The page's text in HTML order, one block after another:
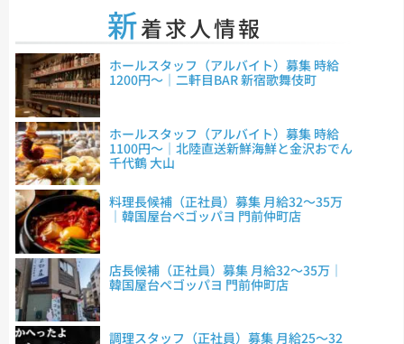
新着求人情報
ホールスタッフ（アルバイト）募集 時給
1200円～｜二軒目BAR 新宿歌舞伎町
ホールスタッフ（アルバイト）募集 時給
1100円～｜北陸直送新鮮海鮮と金沢おでん
千代鶴 大山
料理長候補（正社員）募集 月給32～35万
｜韓国屋台ペゴッパヨ 門前仲町店
店長候補（正社員）募集 月給32～35万｜
韓国屋台ペゴッパヨ 門前仲町店
調理スタッフ（正社員）募集 月給25～32